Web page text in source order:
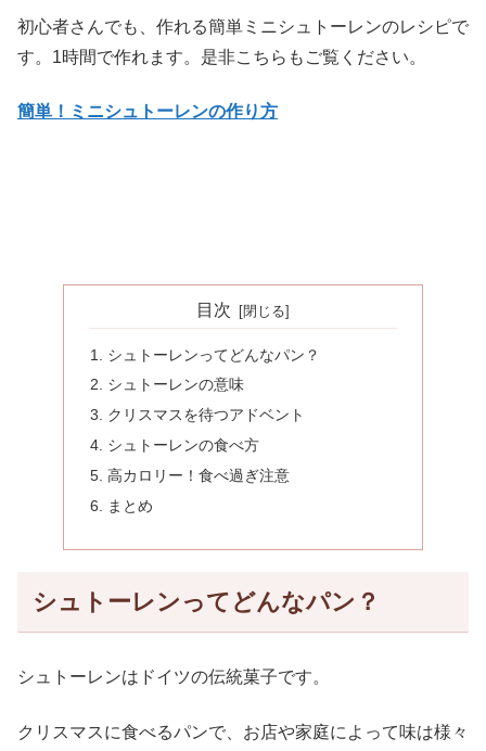
初心者さんでも、作れる簡単ミニシュトーレンのレシピで
す。1時間で作れます。是非こちらもご覧ください。
簡単！ミニシュトーレンの作り方
目次
シュトーレンってどんなパン？
シュトーレンの意味
クリスマスを待つアドベント
シュトーレンの食べ方
高カロリー！食べ過ぎ注意
まとめ
シュトーレンってどんなパン？
シュトーレンはドイツの伝統菓子です。
クリスマスに食べるパンで、お店や家庭によって味は様々